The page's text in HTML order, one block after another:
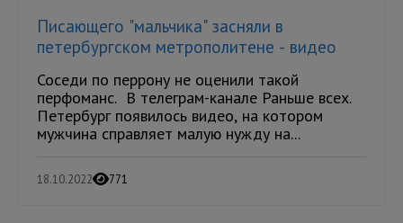
Писающего "мальчика" засняли в
петербургском метрополитене - видео
Соседи по перрону не оценили такой
перфоманс. В телеграм-канале Раньше всех.
Петербург появилось видео, на котором
мужчина справляет малую нужду на...
18.10.2022 771